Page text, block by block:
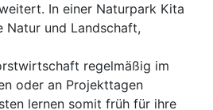
In einer Naturpark Kita
Natur und Landschaft,
regelmäßig im
oder an Projekttagen
lernen somit früh für ihre